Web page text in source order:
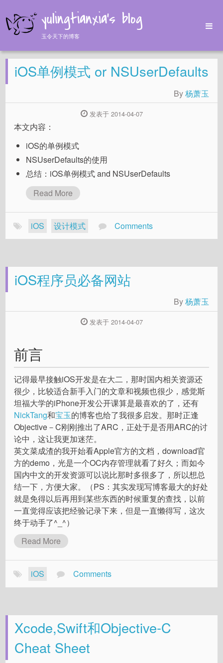
yulingtianxia's blog
玉令天下的博客
Home
Archives
About
iOS单例模式 or NSUserDefaults
By杨萧玉
发表于 2014-04-07
本文内容：
iOS的单例模式
NSUserDefaults的使用
总结：iOS单例模式 and NSUserDefaults
Read More
iOS 设计模式 Comments
iOS程序员必备网站
By杨萧玉
发表于 2014-04-07
前言
记得最早接触iOS开发是在大二，那时国内相关资源还
很少，比较适合新手入门的文章和视频也很少，感觉斯
坦福大学的iPhone开发公开课算是最喜欢的了，还有
NickTang和宝玉的博客也给了我很多启发。那时正逢
Objective－C刚刚推出了ARC，正处于是否用ARC的讨
论中，这让我更加迷茫。
英文菜成渣的我开始看Apple官方的文档，download官
方的demo，光是一个OC内存管理就看了好久；而如今
国内中文的开发资源可以说比那时多很多了，所以想总
结一下，方便大家。（PS：其实发现写博客最大的好处
就是免得以后再用到某些东西的时候重复的查找，以前
一直觉得应该把经验记录下来，但是一直懒得写，这次
终于动手了^_^）
Read More
iOS Comments
Xcode,Swift和Objective-C
Cheat Sheet